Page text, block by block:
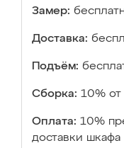
Замер:
Доставка:
Подъём:
Сборка: 10% от
Оплата: 10%
доставки шкафа